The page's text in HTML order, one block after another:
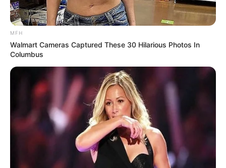
MFH
Walmart Cameras Captured These 30 Hilarious Photos In
Columbus